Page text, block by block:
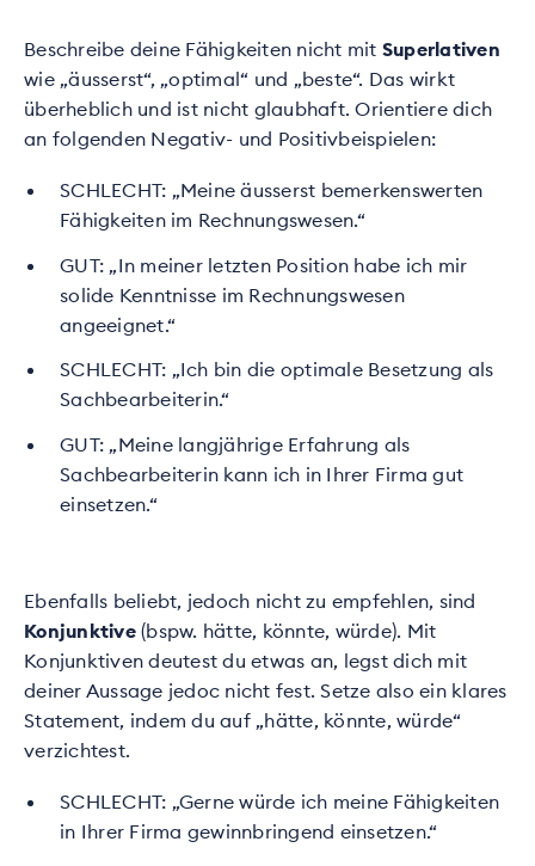
Beschreibe deine Fähigkeiten nicht mit Superlativen
wie „äusserst“, „optimal“ und „beste“. Das wirkt
überheblich und ist nicht glaubhaft. Orientiere dich
an folgenden Negativ- und Positivbeispielen:
SCHLECHT: „Meine äusserst bemerkenswerten
Fähigkeiten im Rechnungswesen.“
GUT: „In meiner letzten Position habe ich mir
solide Kenntnisse im Rechnungswesen
angeeignet.“
SCHLECHT: „Ich bin die optimale Besetzung als
Sachbearbeiterin.“
GUT: „Meine langjährige Erfahrung als
Sachbearbeiterin kann ich in Ihrer Firma gut
einsetzen.“
Ebenfalls beliebt, jedoch nicht zu empfehlen, sind
Konjunktive(bspw. hätte, könnte, würde). Mit
Konjunktiven deutest du etwas an, legst dich mit
deiner Aussage jedoc nicht fest. Setze also ein klares
Statement, indem du auf „hätte, könnte, würde“
verzichtest.
SCHLECHT: „Gerne würde ich meine Fähigkeiten
in Ihrer Firma gewinnbringend einsetzen.“